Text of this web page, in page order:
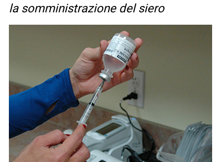
la somministrazione del siero